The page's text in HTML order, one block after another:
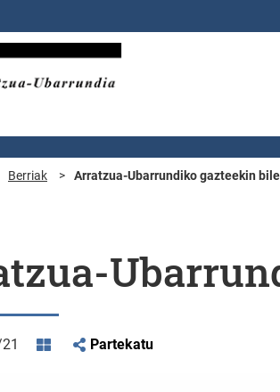
Berriak > Arratzua-Ubarrundiko gazteekin
Partekatu